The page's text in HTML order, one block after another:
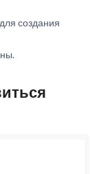
создания